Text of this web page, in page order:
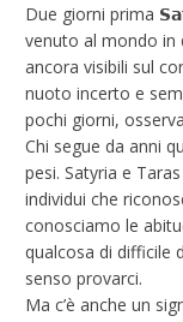
Due giorni prima
venuto al mondo in
ancora visibili sul
nuoto incerto e
pochi giorni,
Chi segue da anni
pesi. Satyria e
individui che
conosciamo le
qualcosa di difficile
senso provarci.
Ma c’è anche un